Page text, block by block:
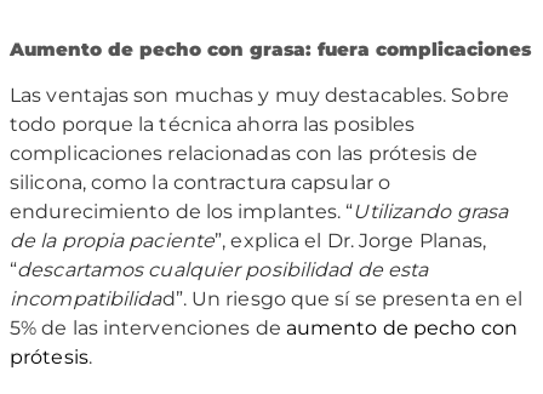
Aumento de pecho con grasa: fuera complicaciones
Las ventajas son muchas y muy destacables. Sobre
todo porque la técnica ahorra las posibles
complicaciones relacionadas con las prótesis de
silicona, como la contractura capsular o
endurecimiento de los implantes. “Utilizando grasa
de la propia paciente”, explica el Dr. Jorge Planas,
“descartamos cualquier posibilidad de esta
incompatibilidad”. Un riesgo que sí se presenta en el
5% de las intervenciones de aumento de pecho con
prótesis.